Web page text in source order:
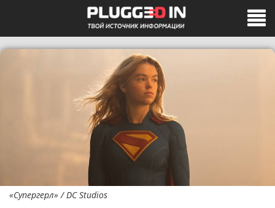
«Супергерл» / DC Studios